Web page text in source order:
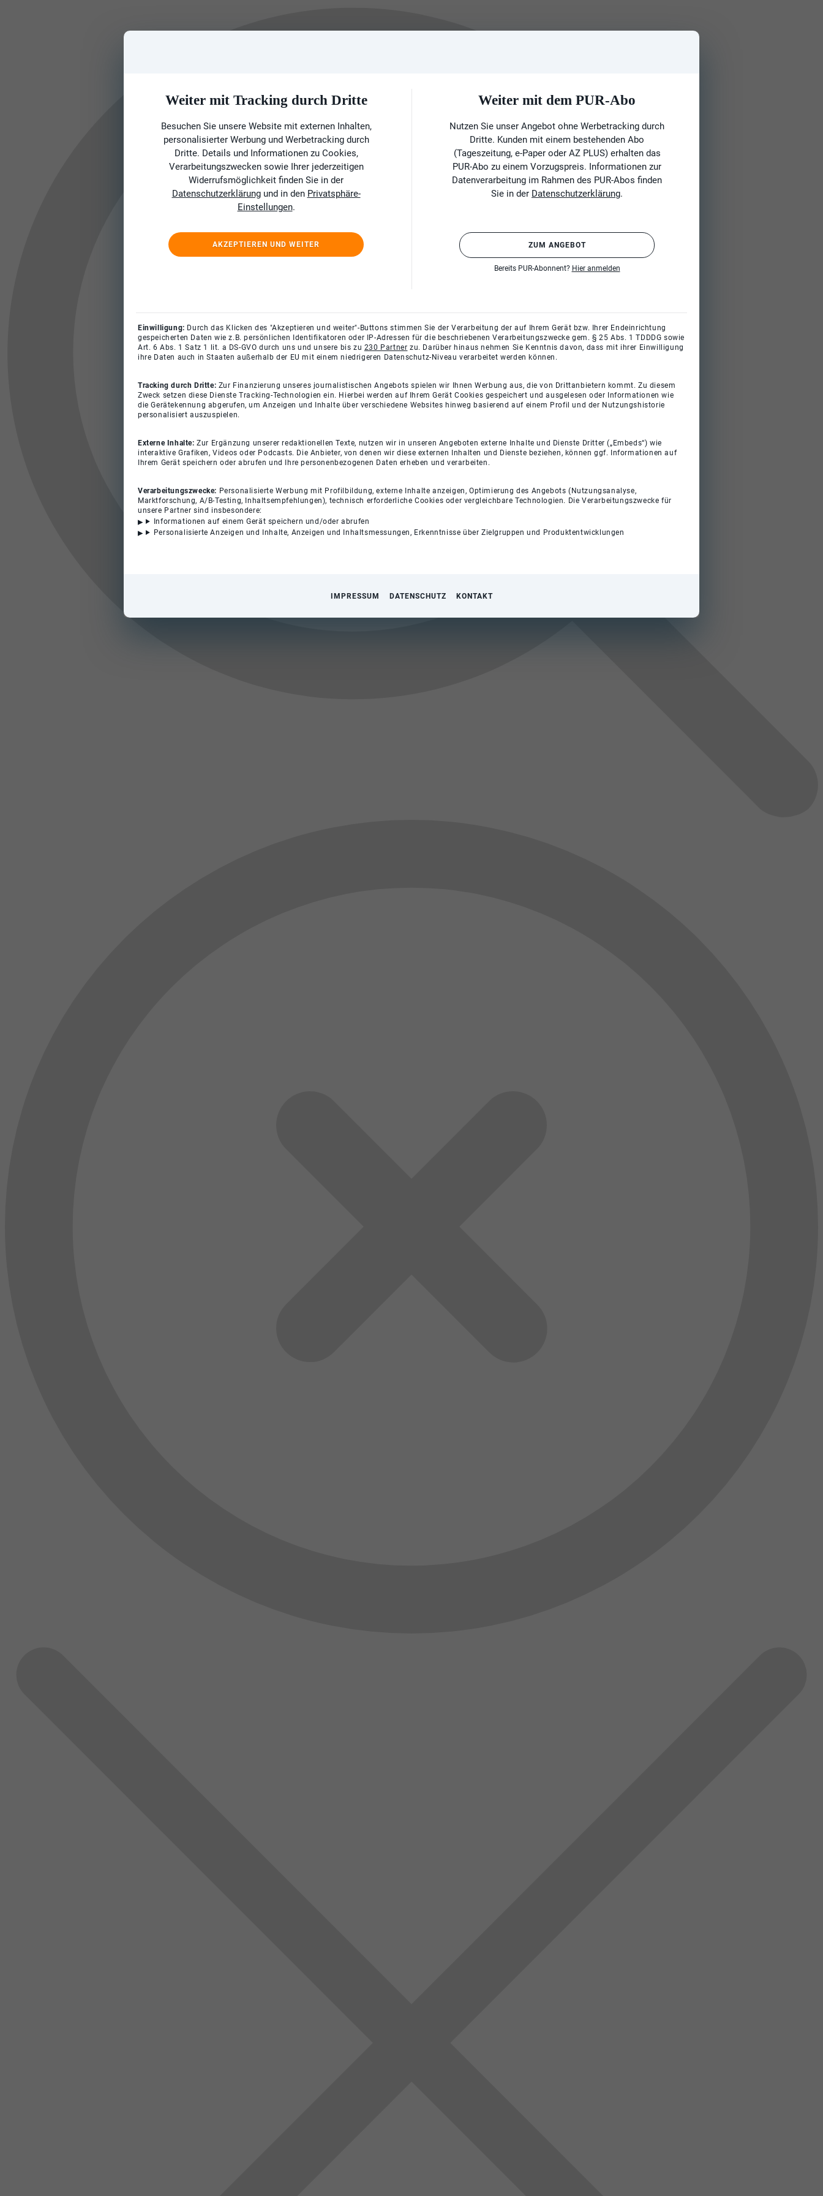
Weiter mit Tracking durch Dritte
Besuchen Sie unsere Website mit externen Inhalten,
personalisierter Werbung und Werbetracking durch
Dritte. Details und Informationen zu Cookies,
Verarbeitungszwecken sowie Ihrer jederzeitigen
Widerrufsmöglichkeit finden Sie in der
Datenschutzerklärungund in den Privatsphäre-
Einstellungen.
AKZEPTIEREN UND WEITER
Weiter mit dem PUR-Abo
Nutzen Sie unser Angebot ohne Werbetracking durch
Dritte. Kunden mit einem bestehenden Abo
(Tageszeitung, e-Paper oder AZ PLUS) erhalten das
PUR-Abo zu einem Vorzugspreis. Informationen zur
Datenverarbeitung im Rahmen des PUR-Abos finden
Sie in der Datenschutzerklärung.
ZUM ANGEBOT
Bereits PUR-Abonnent? Hier anmelden
Einwilligung: Durch das Klicken des "Akzeptieren und weiter"-Buttons stimmen Sie der Verarbeitung der auf Ihrem Gerät bzw. Ihrer Endeinrichtung
gespeicherten Daten wie z.B. persönlichen Identifikatoren oder IP-Adressen für die beschriebenen Verarbeitungszwecke gem. § 25 Abs. 1 TDDDG sowie
Art. 6 Abs. 1 Satz 1 lit. a DS-GVO durch uns und unsere bis zu 230 Partner zu. Darüber hinaus nehmen Sie Kenntnis davon, dass mit ihrer Einwilligung
ihre Daten auch in Staaten außerhalb der EU mit einem niedrigeren Datenschutz-Niveau verarbeitet werden können.
Tracking durch Dritte: Zur Finanzierung unseres journalistischen Angebots spielen wir Ihnen Werbung aus, die von Drittanbietern kommt. Zu diesem
Zweck setzen diese Dienste Tracking-Technologien ein. Hierbei werden auf Ihrem Gerät Cookies gespeichert und ausgelesen oder Informationen wie
die Gerätekennung abgerufen, um Anzeigen und Inhalte über verschiedene Websites hinweg basierend auf einem Profil und der Nutzungshistorie
personalisiert auszuspielen.
Externe Inhalte:Zur Ergänzung unserer redaktionellen Texte, nutzen wir in unseren Angeboten externe Inhalte und Dienste Dritter („Embeds“) wie
interaktive Grafiken, Videos oder Podcasts. Die Anbieter, von denen wir diese externen Inhalten und Dienste beziehen, können ggf. Informationen auf
Ihrem Gerät speichern oder abrufen und Ihre personenbezogenen Daten erheben und verarbeiten.
Verarbeitungszwecke: Personalisierte Werbung mit Profilbildung, externe Inhalte anzeigen, Optimierung des Angebots (Nutzungsanalyse,
Marktforschung, A/B-Testing, Inhaltsempfehlungen), technisch erforderliche Cookies oder vergleichbare Technologien. Die Verarbeitungszwecke für
unsere Partner sind insbesondere:
Informationen auf einem Gerät speichern und/oder abrufen
Personalisierte Anzeigen und Inhalte, Anzeigen und Inhaltsmessungen, Erkenntnisse über Zielgruppen und Produktentwicklungen
IMPRESSUM DATENSCHUTZ KONTAKT